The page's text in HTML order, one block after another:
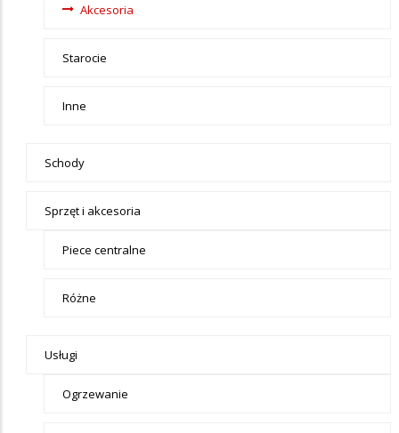
Akcesoria
Starocie
Inne
Schody
Sprzęt i akcesoria
Piece centralne
Różne
Usługi
Ogrzewanie